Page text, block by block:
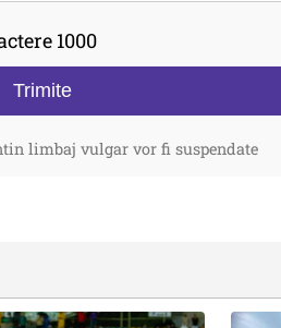
1000
Trimite
limbaj vulgar vor fi suspendate